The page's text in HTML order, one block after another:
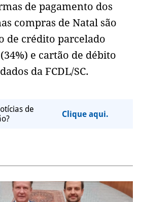
de pagamento dos
compras de Natal são
de crédito parcelado
e cartão de débito
da FCDL/SC.
de
Clique aqui.